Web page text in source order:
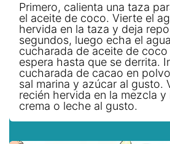
Primero, calienta una taza
el aceite de coco. Vierte el
hervida en la taza y deja
segundos, luego echa el
cucharada de aceite de coco
espera hasta que se derrita.
cucharada de cacao en
sal marina y azúcar al gusto.
recién hervida en la mezcla
crema o leche al gusto.